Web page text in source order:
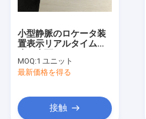
赤外線静脈のファインダー
デジタル皮の検光子
色のドップラー超音波の走査器
小型静脈のロケータ装
置表示リアルタイムの
Vasculatureの地図
MOQ:1 ユニット
最新価格を得る
接触